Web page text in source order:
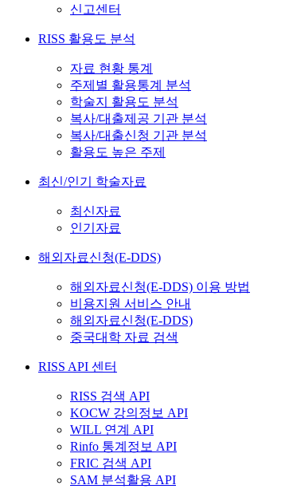
신고센터
RISS 활용도 분석
자료 현황 통계
주제별 활용통계 분석
학술지 활용도 분석
복사/대출제공 기관 분석
복사/대출신청 기관 분석
활용도 높은 주제
최신/인기 학술자료
최신자료
인기자료
해외자료신청(E-DDS)
해외자료신청(E-DDS) 이용 방법
비용지원 서비스 안내
해외자료신청(E-DDS)
중국대학 자료 검색
RISS API 센터
RISS 검색 API
KOCW 강의정보 API
WILL 연계 API
Rinfo 통계정보 API
FRIC 검색 API
SAM 분석활용 API